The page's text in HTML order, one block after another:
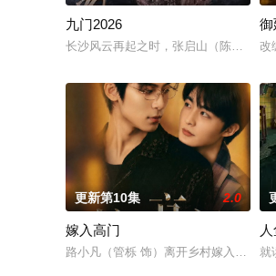
九门2026
长沙风云再起之时，张启山（陈伟霆 饰
御
改
更新第10集 2.0
嫁入高门
路小凡（管栎 饰）离开乡村嫁入北京 就